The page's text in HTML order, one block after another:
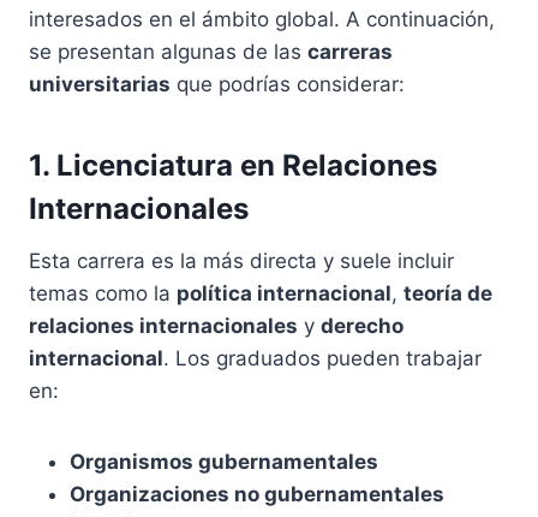
interesados en el ámbito global. A continuación,
se presentan algunas de las carreras
universitarias que podrías considerar:
1. Licenciatura en Relaciones
Internacionales
Esta carrera es la más directa y suele incluir
temas como la política internacional, teoría de
relaciones internacionales y derecho
internacional. Los graduados pueden trabajar
en:
Organismos gubernamentales
Organizaciones no gubernamentales